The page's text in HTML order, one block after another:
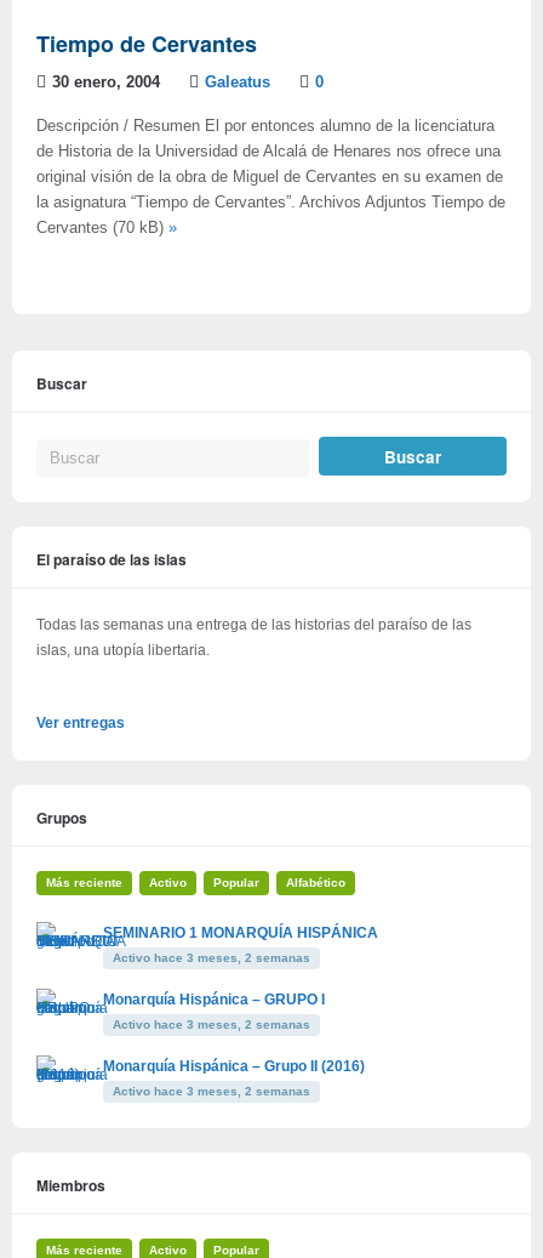
Tiempo de Cervantes
30 enero, 2004 Galeatus 0
Descripción / Resumen El por entonces alumno de la licenciatura
de Historia de la Universidad de Alcalá de Henares nos ofrece una
original visión de la obra de Miguel de Cervantes en su examen de
la asignatura “Tiempo de Cervantes”. Archivos Adjuntos Tiempo de
Cervantes (70 kB) »
Buscar
El paraíso de las islas
Todas las semanas una entrega de las historias del paraíso de las
islas, una utopía libertaria.
Ver entregas
Grupos
Más reciente Activo Popular Alfabético
SEMINARIO 1 MONARQUÍA HISPÁNICA
Activo hace 3 meses, 2 semanas
Monarquía Hispánica – GRUPO I
Activo hace 3 meses, 2 semanas
Monarquía Hispánica – Grupo II (2016)
Activo hace 3 meses, 2 semanas
Miembros
Más reciente Activo Popular